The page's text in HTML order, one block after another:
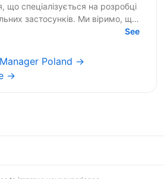
що спеціалізується на розробці
застосунків. Ми віримо, що
на перетині потреб...
See
Poland →
→